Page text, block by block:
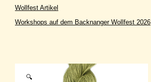
🔍
Wollfest Artikel
Workshops auf dem Backnanger Wollfest 2026